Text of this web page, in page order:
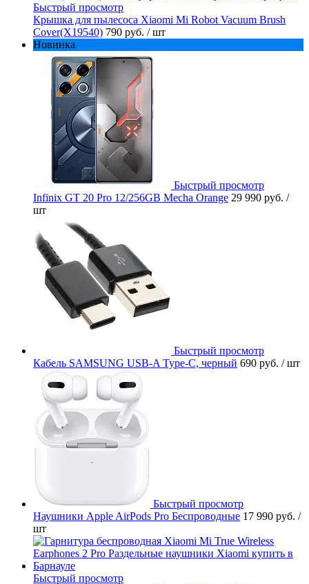
Быстрый просмотр
Крышка для пылесоса Xiaomi Mi Robot Vacuum Brush
Cover(X19540) 790 руб. / шт
Новинка
Быстрый просмотр
Infinix GT 20 Pro 12/256GB Mecha Orange 29 990 руб. /
шт
Быстрый просмотр
Кабель SAMSUNG USB-A Type-C, черный 690 руб. / шт
Быстрый просмотр
Наушники Apple AirPods Pro Беспроводные 17 990 руб. /
шт
Быстрый просмотр